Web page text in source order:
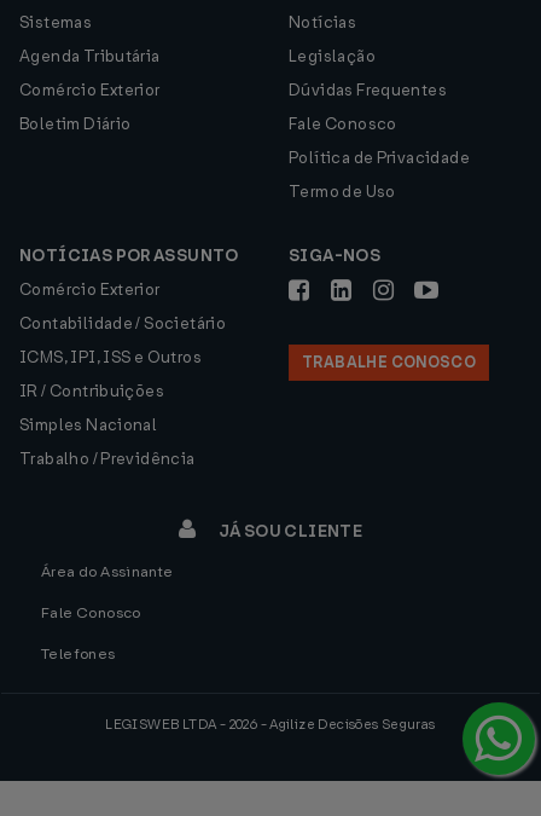
Sistemas
Agenda Tributária
Comércio Exterior
Boletim Diário
Notícias
Legislação
Dúvidas Frequentes
Fale Conosco
Política de Privacidade
Termo de Uso
NOTÍCIAS POR ASSUNTO
Comércio Exterior
Contabilidade / Societário
ICMS, IPI, ISS e Outros
IR / Contribuições
Simples Nacional
Trabalho / Previdência
SIGA-NOS
TRABALHE CONOSCO
JÁ SOU CLIENTE
Área do Assinante
Fale Conosco
Telefones
LEGISWEB LTDA - 2026 - Agilize Decisões Seguras